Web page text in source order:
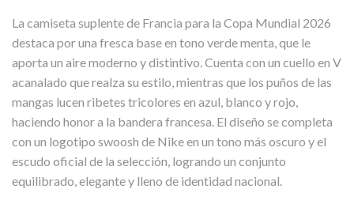
La camiseta suplente de Francia para la Copa Mundial 2026
destaca por una fresca base en tono verde menta, que le
aporta un aire moderno y distintivo. Cuenta con un cuello en V
acanalado que realza su estilo, mientras que los puños de las
mangas lucen ribetes tricolores en azul, blanco y rojo,
haciendo honor a la bandera francesa. El diseño se completa
con un logotipo swoosh de Nike en un tono más oscuro y el
escudo oficial de la selección, logrando un conjunto
equilibrado, elegante y lleno de identidad nacional.